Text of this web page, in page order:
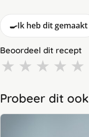
🍳Ik heb dit gemaakt
Beoordeel dit recept
★ ★ ★ ★ ★
Probeer dit ook